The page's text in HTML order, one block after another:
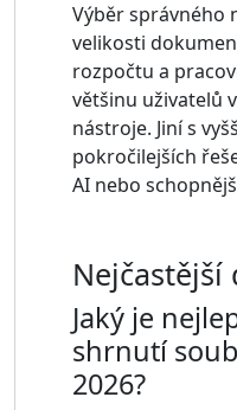
Výběr správného
velikosti
rozpočtu a
většinu uživatelů
nástroje. Jiní s
pokročilejších
AI nebo
Nejčastější
Jaký je
shrnutí
2026?